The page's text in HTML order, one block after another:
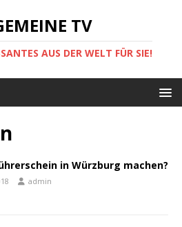
TV
AUS DER WELT FÜR SIE!
in Würzburg machen?
admin